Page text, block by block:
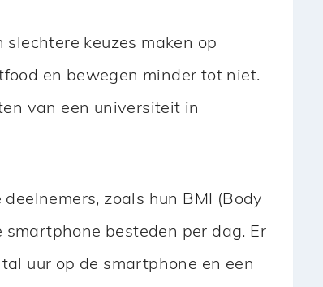
keuzes maken op
en bewegen minder tot niet.
van een universiteit in
zoals hun BMI (Body
besteden per dag. Er
uur op de smartphone en een